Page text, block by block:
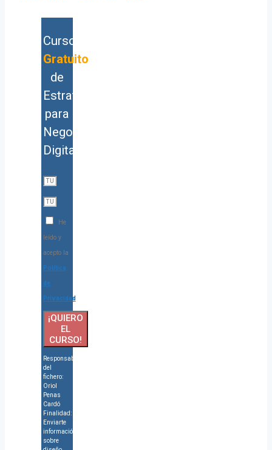
Curso
Gratuito
de
Estrategia
para
Negocios
Digitales
He
leído y
acepto la
Política
de
Privacidad
¡QUIERO
EL
CURSO!
Responsable
del
fichero:
Oriol
Penas
Cardó
Finalidad:
Enviarte
información
sobre